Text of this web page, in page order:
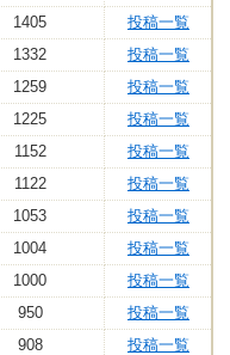
1405
投稿一覧
1332
投稿一覧
1259
投稿一覧
1225
投稿一覧
1152
投稿一覧
1122
投稿一覧
1053
投稿一覧
1004
投稿一覧
1000
投稿一覧
950
投稿一覧
908
投稿一覧